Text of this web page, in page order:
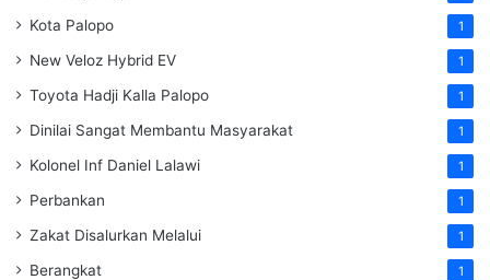
Kota Palopo 1
New Veloz Hybrid EV 1
Toyota Hadji Kalla Palopo 1
Dinilai Sangat Membantu Masyarakat 1
Kolonel Inf Daniel Lalawi 1
Perbankan 1
Zakat Disalurkan Melalui 1
Berangkat 1